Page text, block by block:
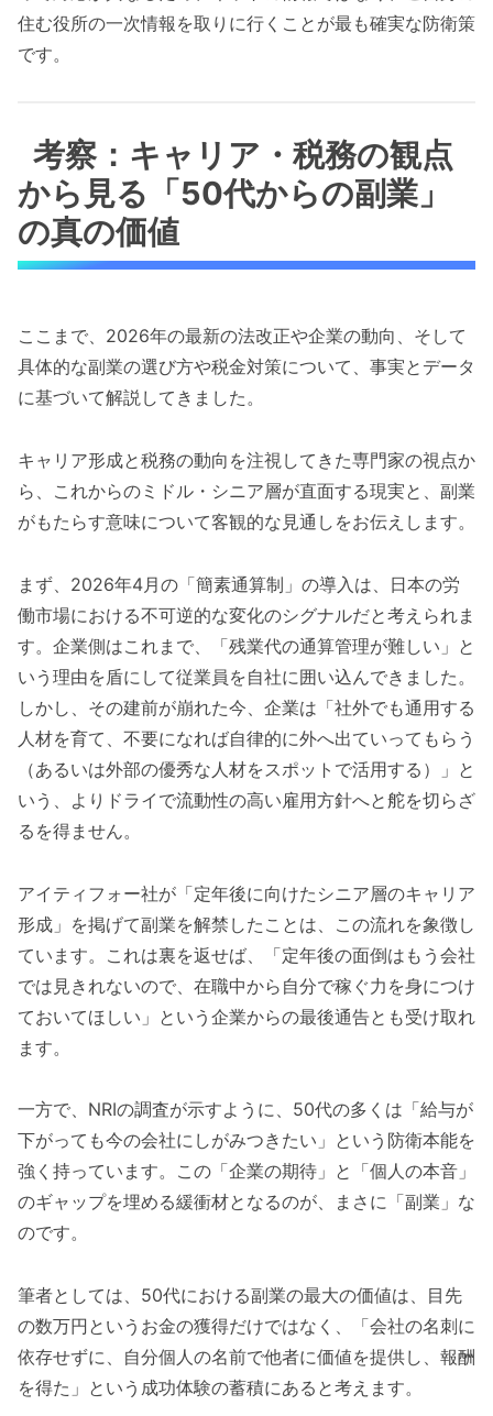
住む役所の一次情報を取りに行くことが最も確実な防衛策
です。
考察：キャリア・税務の観点
から見る「50代からの副業」
の真の価値
ここまで、2026年の最新の法改正や企業の動向、そして
具体的な副業の選び方や税金対策について、事実とデータ
に基づいて解説してきました。
キャリア形成と税務の動向を注視してきた専門家の視点か
ら、これからのミドル・シニア層が直面する現実と、副業
がもたらす意味について客観的な見通しをお伝えします。
まず、2026年4月の「簡素通算制」の導入は、日本の労
働市場における不可逆的な変化のシグナルだと考えられま
す。企業側はこれまで、「残業代の通算管理が難しい」と
いう理由を盾にして従業員を自社に囲い込んできました。
しかし、その建前が崩れた今、企業は「社外でも通用する
人材を育て、不要になれば自律的に外へ出ていってもらう
（あるいは外部の優秀な人材をスポットで活用する）」と
いう、よりドライで流動性の高い雇用方針へと舵を切らざ
るを得ません。
アイティフォー社が「定年後に向けたシニア層のキャリア
形成」を掲げて副業を解禁したことは、この流れを象徴し
ています。これは裏を返せば、「定年後の面倒はもう会社
では見きれないので、在職中から自分で稼ぐ力を身につけ
ておいてほしい」という企業からの最後通告とも受け取れ
ます。
一方で、NRIの調査が示すように、50代の多くは「給与が
下がっても今の会社にしがみつきたい」という防衛本能を
強く持っています。この「企業の期待」と「個人の本音」
のギャップを埋める緩衝材となるのが、まさに「副業」な
のです。
筆者としては、50代における副業の最大の価値は、目先
の数万円というお金の獲得だけではなく、「会社の名刺に
依存せずに、自分個人の名前で他者に価値を提供し、報酬
を得た」という成功体験の蓄積にあると考えます。